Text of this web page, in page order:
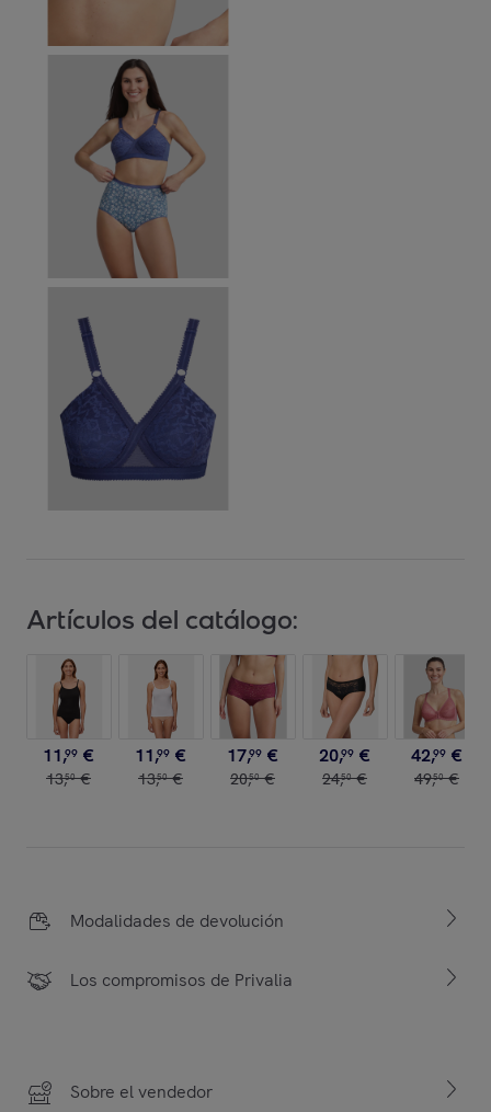
Artículos del catálogo:
11,99 €
13,50 €
11,99 €
13,50 €
17,99 €
20,50 €
20,99 €
24,50 €
42,99 €
49,50 €
Modalidades de devolución
Los compromisos de Privalia
Sobre el vendedor